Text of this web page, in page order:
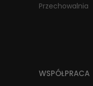
Przechowalnia
WSPÓŁPRACA